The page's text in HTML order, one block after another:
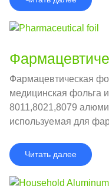
Фармацевтическая
медицинская фольга
8011,8021,8079
используемая для
Читать далее